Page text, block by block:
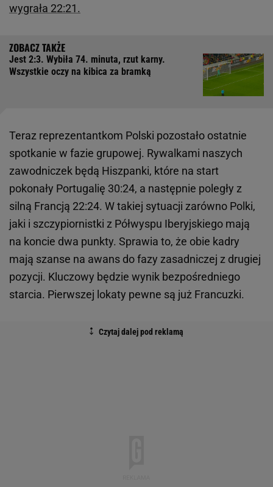
wygrała 22:21.
Jest 2:3. Wybiła 74. minuta, rzut karny.
Wszystkie oczy na kibica za bramką
Teraz reprezentantkom Polski pozostało ostatnie
spotkanie w fazie grupowej. Rywalkami naszych
zawodniczek będą Hiszpanki, które na start
pokonały Portugalię 30:24, a następnie poległy z
silną Francją 22:24. W takiej sytuacji zarówno Polki,
jaki i szczypiornistki z Półwyspu Iberyjskiego mają
na koncie dwa punkty. Sprawia to, że obie kadry
mają szanse na awans do fazy zasadniczej z drugiej
pozycji. Kluczowy będzie wynik bezpośredniego
starcia. Pierwszej lokaty pewne są już Francuzki.